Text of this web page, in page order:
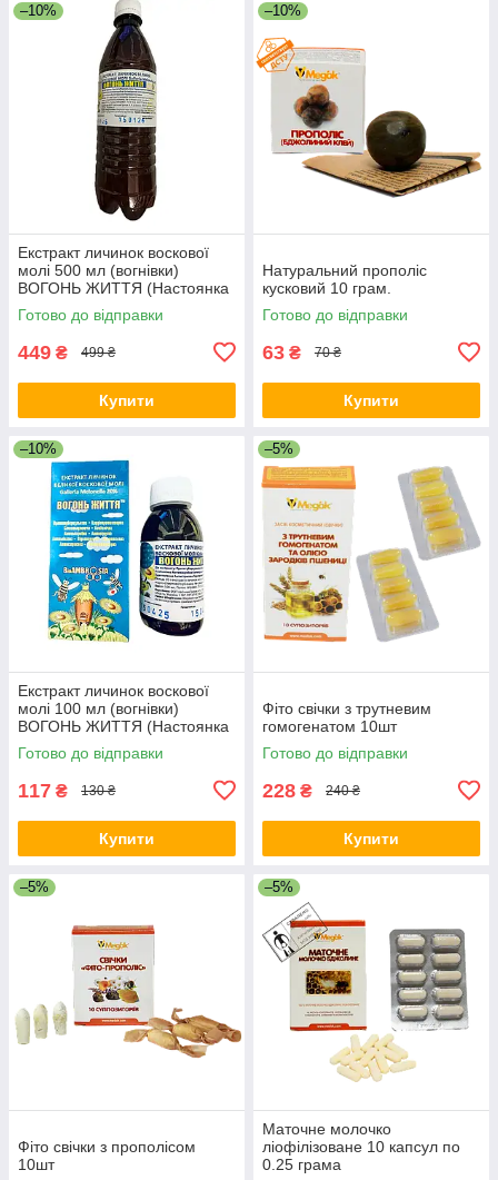
–10%
Екстракт личинок воскової
молі 500 мл (вогнівки)
ВОГОНЬ ЖИТТЯ (Настоянка
личинок воскової молі)
термін до 04.27
Готово до відправки
449 ₴ 499 ₴
Купити
–10%
Натуральний прополіс
кусковий 10 грам.
Готово до відправки
63 ₴ 70 ₴
Купити
–10%
Екстракт личинок воскової
молі 100 мл (вогнівки)
ВОГОНЬ ЖИТТЯ (Настоянка
личинок воскової молі)
термін до 04.27
Готово до відправки
117 ₴ 130 ₴
Купити
–5%
Фіто свічки з трутневим
гомогенатом 10шт
Готово до відправки
228 ₴ 240 ₴
Купити
–5%
Фіто свічки з прополісом
10шт
–5%
Маточне молочко
ліофілізоване 10 капсул по
0.25 грама